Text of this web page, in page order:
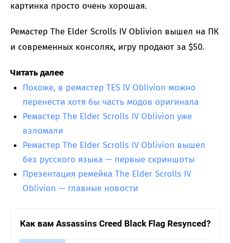
картинка просто очень хорошая.
Ремастер The Elder Scrolls IV Oblivion вышел на ПК
и современных консолях, игру продают за $50.
Читать далее
Похоже, в ремастер TES IV Oblivion можно
перенести хотя бы часть модов оригинала
Ремастер The Elder Scrolls IV Oblivion уже
взломали
Ремастер The Elder Scrolls IV Oblivion вышел
без русского языка — первые скриншоты
Презентация ремейка The Elder Scrolls IV
Oblivion — главные новости
Как вам Assassins Creed Black Flag Resynced?